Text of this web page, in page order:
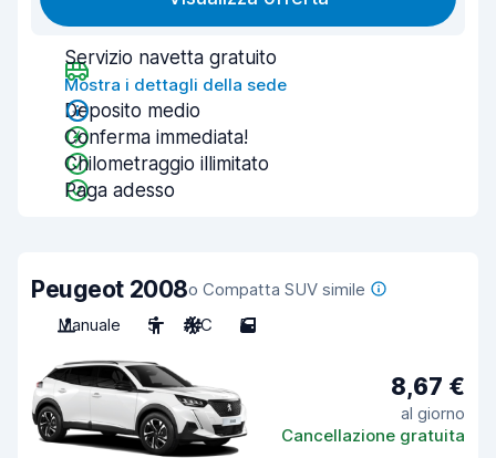
Servizio navetta gratuito
Mostra i dettagli della sede
Deposito medio
Conferma immediata!
Chilometraggio illimitato
Paga adesso
Peugeot 2008o Compatta SUV simile
Manuale
5 A/C 5
8,67 €
al giorno
Cancellazione gratuita